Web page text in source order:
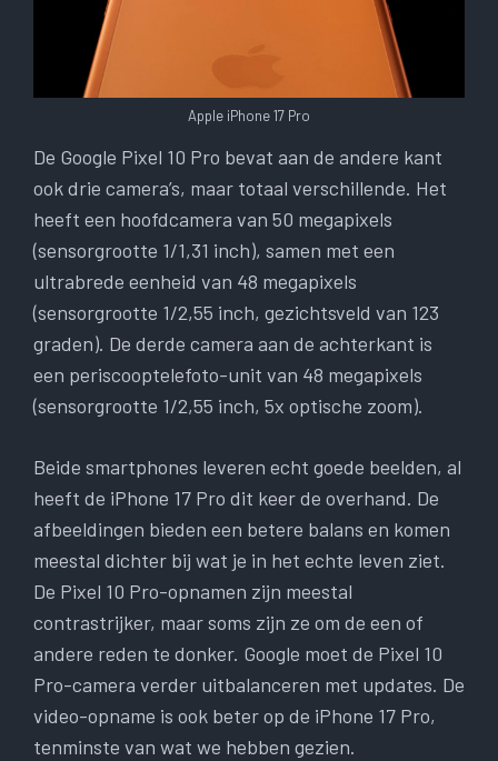
Apple iPhone 17 Pro
De Google Pixel 10 Pro bevat aan de andere kant
ook drie camera’s, maar totaal verschillende. Het
heeft een hoofdcamera van 50 megapixels
(sensorgrootte 1/1,31 inch), samen met een
ultrabrede eenheid van 48 megapixels
(sensorgrootte 1/2,55 inch, gezichtsveld van 123
graden). De derde camera aan de achterkant is
een periscooptelefoto-unit van 48 megapixels
(sensorgrootte 1/2,55 inch, 5x optische zoom).
Beide smartphones leveren echt goede beelden, al
heeft de iPhone 17 Pro dit keer de overhand. De
afbeeldingen bieden een betere balans en komen
meestal dichter bij wat je in het echte leven ziet.
De Pixel 10 Pro-opnamen zijn meestal
contrastrijker, maar soms zijn ze om de een of
andere reden te donker. Google moet de Pixel 10
Pro-camera verder uitbalanceren met updates. De
video-opname is ook beter op de iPhone 17 Pro,
tenminste van wat we hebben gezien.